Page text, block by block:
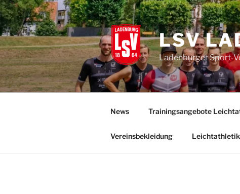
Zum
Inhalt
springen
LSV
Ladenburger Sport-
News Trainingsangebote
Vereinsbekleidung